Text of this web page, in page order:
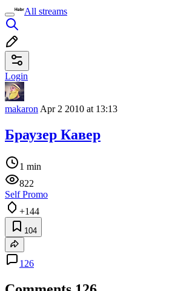
All streams
Login
makaron Apr 2 2010 at 13:13
Браузер Кавер
1 min
822
Self Promo
+144
104
126